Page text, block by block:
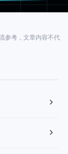
参考，文章内容不代